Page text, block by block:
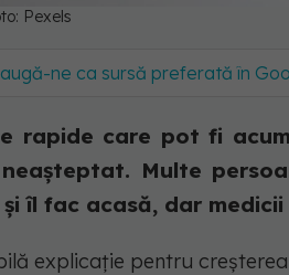
Pexels
ne ca sursă preferată în
rapide care pot fi
Multe
îl fac acasă, dar
explicație pentru